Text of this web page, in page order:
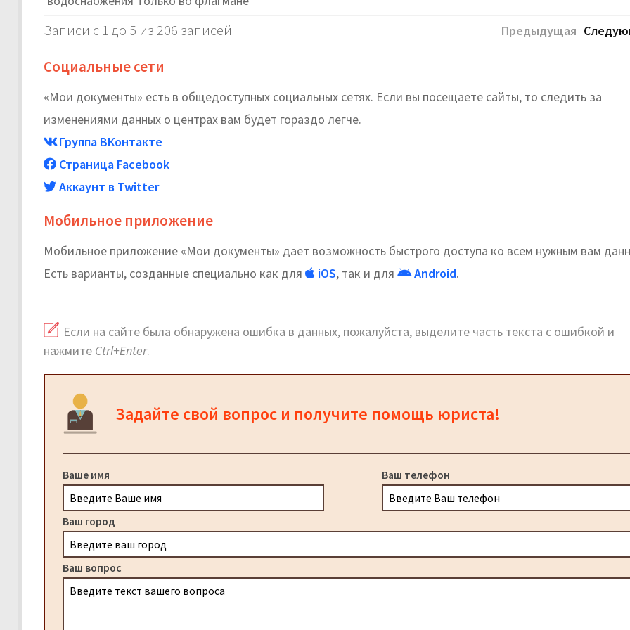
Записи с 1 до 5 из 206 записей Предыдущая
Социальные сети
«Мои документы» есть в общедоступных социальных сетях. Если вы посещаете сайты, то следить за
изменениями данных о центрах вам будет гораздо легче.
Группа ВКонтакте
Страница Facebook
Аккаунт в Twitter
Мобильное приложение
Мобильное приложение «Мои документы» дает возможность быстрого доступа ко всем нужным вам
Есть варианты, созданные специально как для
iOS, так и для Android.
Если на сайте была обнаружена ошибка в данных, пожалуйста, выделите часть текста с ошибкой и
нажмите Ctrl+Enter.
Задайте свой вопрос и получите помощь юриста!
Ваше имя Ваш телефон
Ваш город
Ваш вопрос